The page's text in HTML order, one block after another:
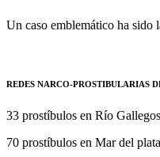
Un caso emblemático ha sido
REDES NARCO-PROSTIBULARIAS
33 prostíbulos en Río
70 prostíbulos en Mar del